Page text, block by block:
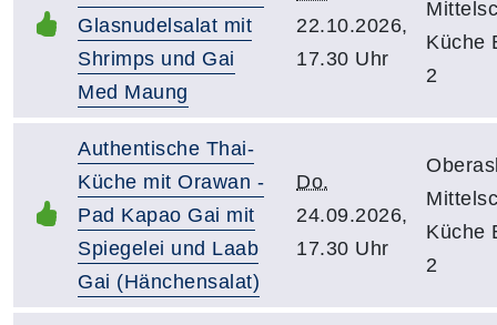
Glasnudelsalat mit
Shrimps und Gai
Med Maung
22.10.2026,
17.30 Uhr
Küche
2
Authentische Thai-
Küche mit Orawan -
Pad Kapao Gai mit
Spiegelei und Laab
Gai (Hänchensalat)
Do.
24.09.2026,
17.30 Uhr
Küche
2